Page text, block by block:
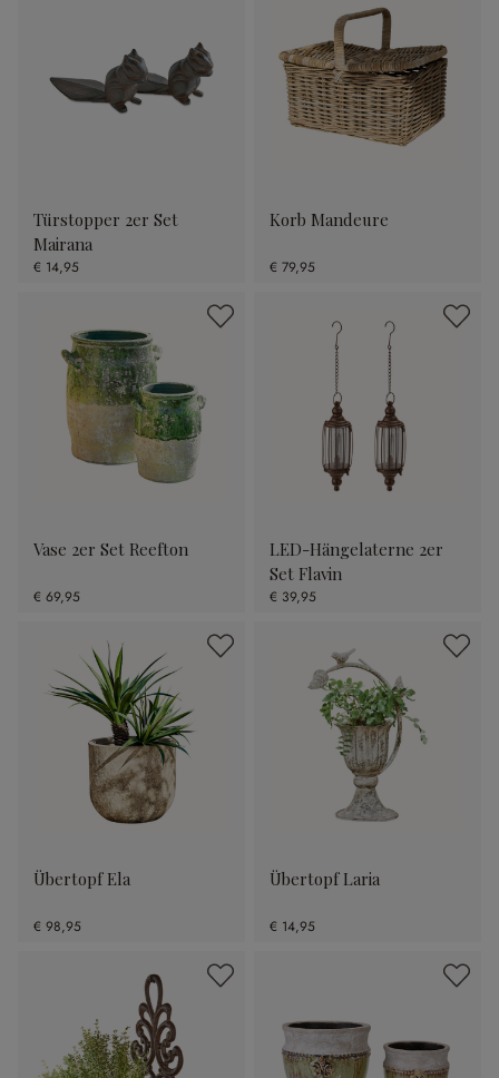
Türstopper 2er Set
Mairana
€ 14,95
Korb Mandeure
€ 79,95
Vase 2er Set Reefton
€ 69,95
LED-Hängelaterne 2er
Set Flavin
€ 39,95
Übertopf Ela
€ 98,95
Übertopf Laria
€ 14,95